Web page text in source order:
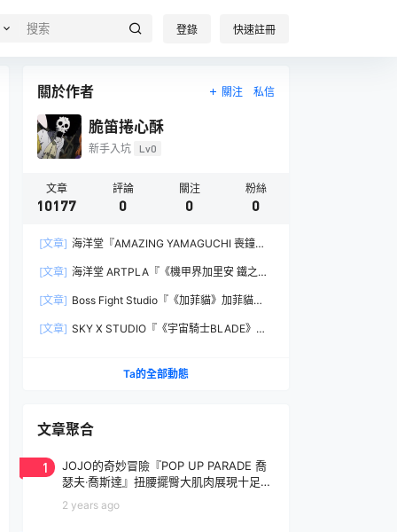
登錄 快速註冊
關於作者 關注 私信
脆笛捲心酥
新手入坑 Lv0
文章
10177
評論
0
關注
0
粉絲
0
[文章] 海洋堂『AMAZING YAMAGUCHI 喪鐘
之刃與大魄力火焰特效！
[文章] 海洋堂 ARTPLA『《機甲界加里安 鐵之紋
規再現！
[文章] Boss Fight Studio『《加菲貓》加菲貓
受到的龐大份量！
[文章] SKY X STUDIO『《宇宙騎士BLADE》
Ta的全部動態
文章聚合
1
JOJO的奇妙冒險『POP UP PARADE 喬
瑟夫‧喬斯達』扭腰擺臀大肌肉展現十足騷
2 years ago